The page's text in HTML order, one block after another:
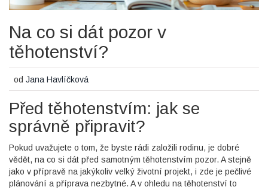
Na co si dát pozor v
těhotenství?
odJana Havlíčková
Před těhotenstvím: jak se
správně připravit?
Pokud uvažujete o tom, že byste rádi založili rodinu, je dobré
vědět, na co si dát před samotným těhotenstvím pozor. A stejně
jako v přípravě na jakýkoliv velký životní projekt, i zde je pečlivé
plánování a příprava nezbytné. A v ohledu na těhotenství to